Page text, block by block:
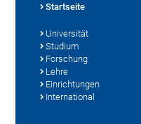
Startseite
Universität
Studium
Forschung
Lehre
Einrichtungen
International